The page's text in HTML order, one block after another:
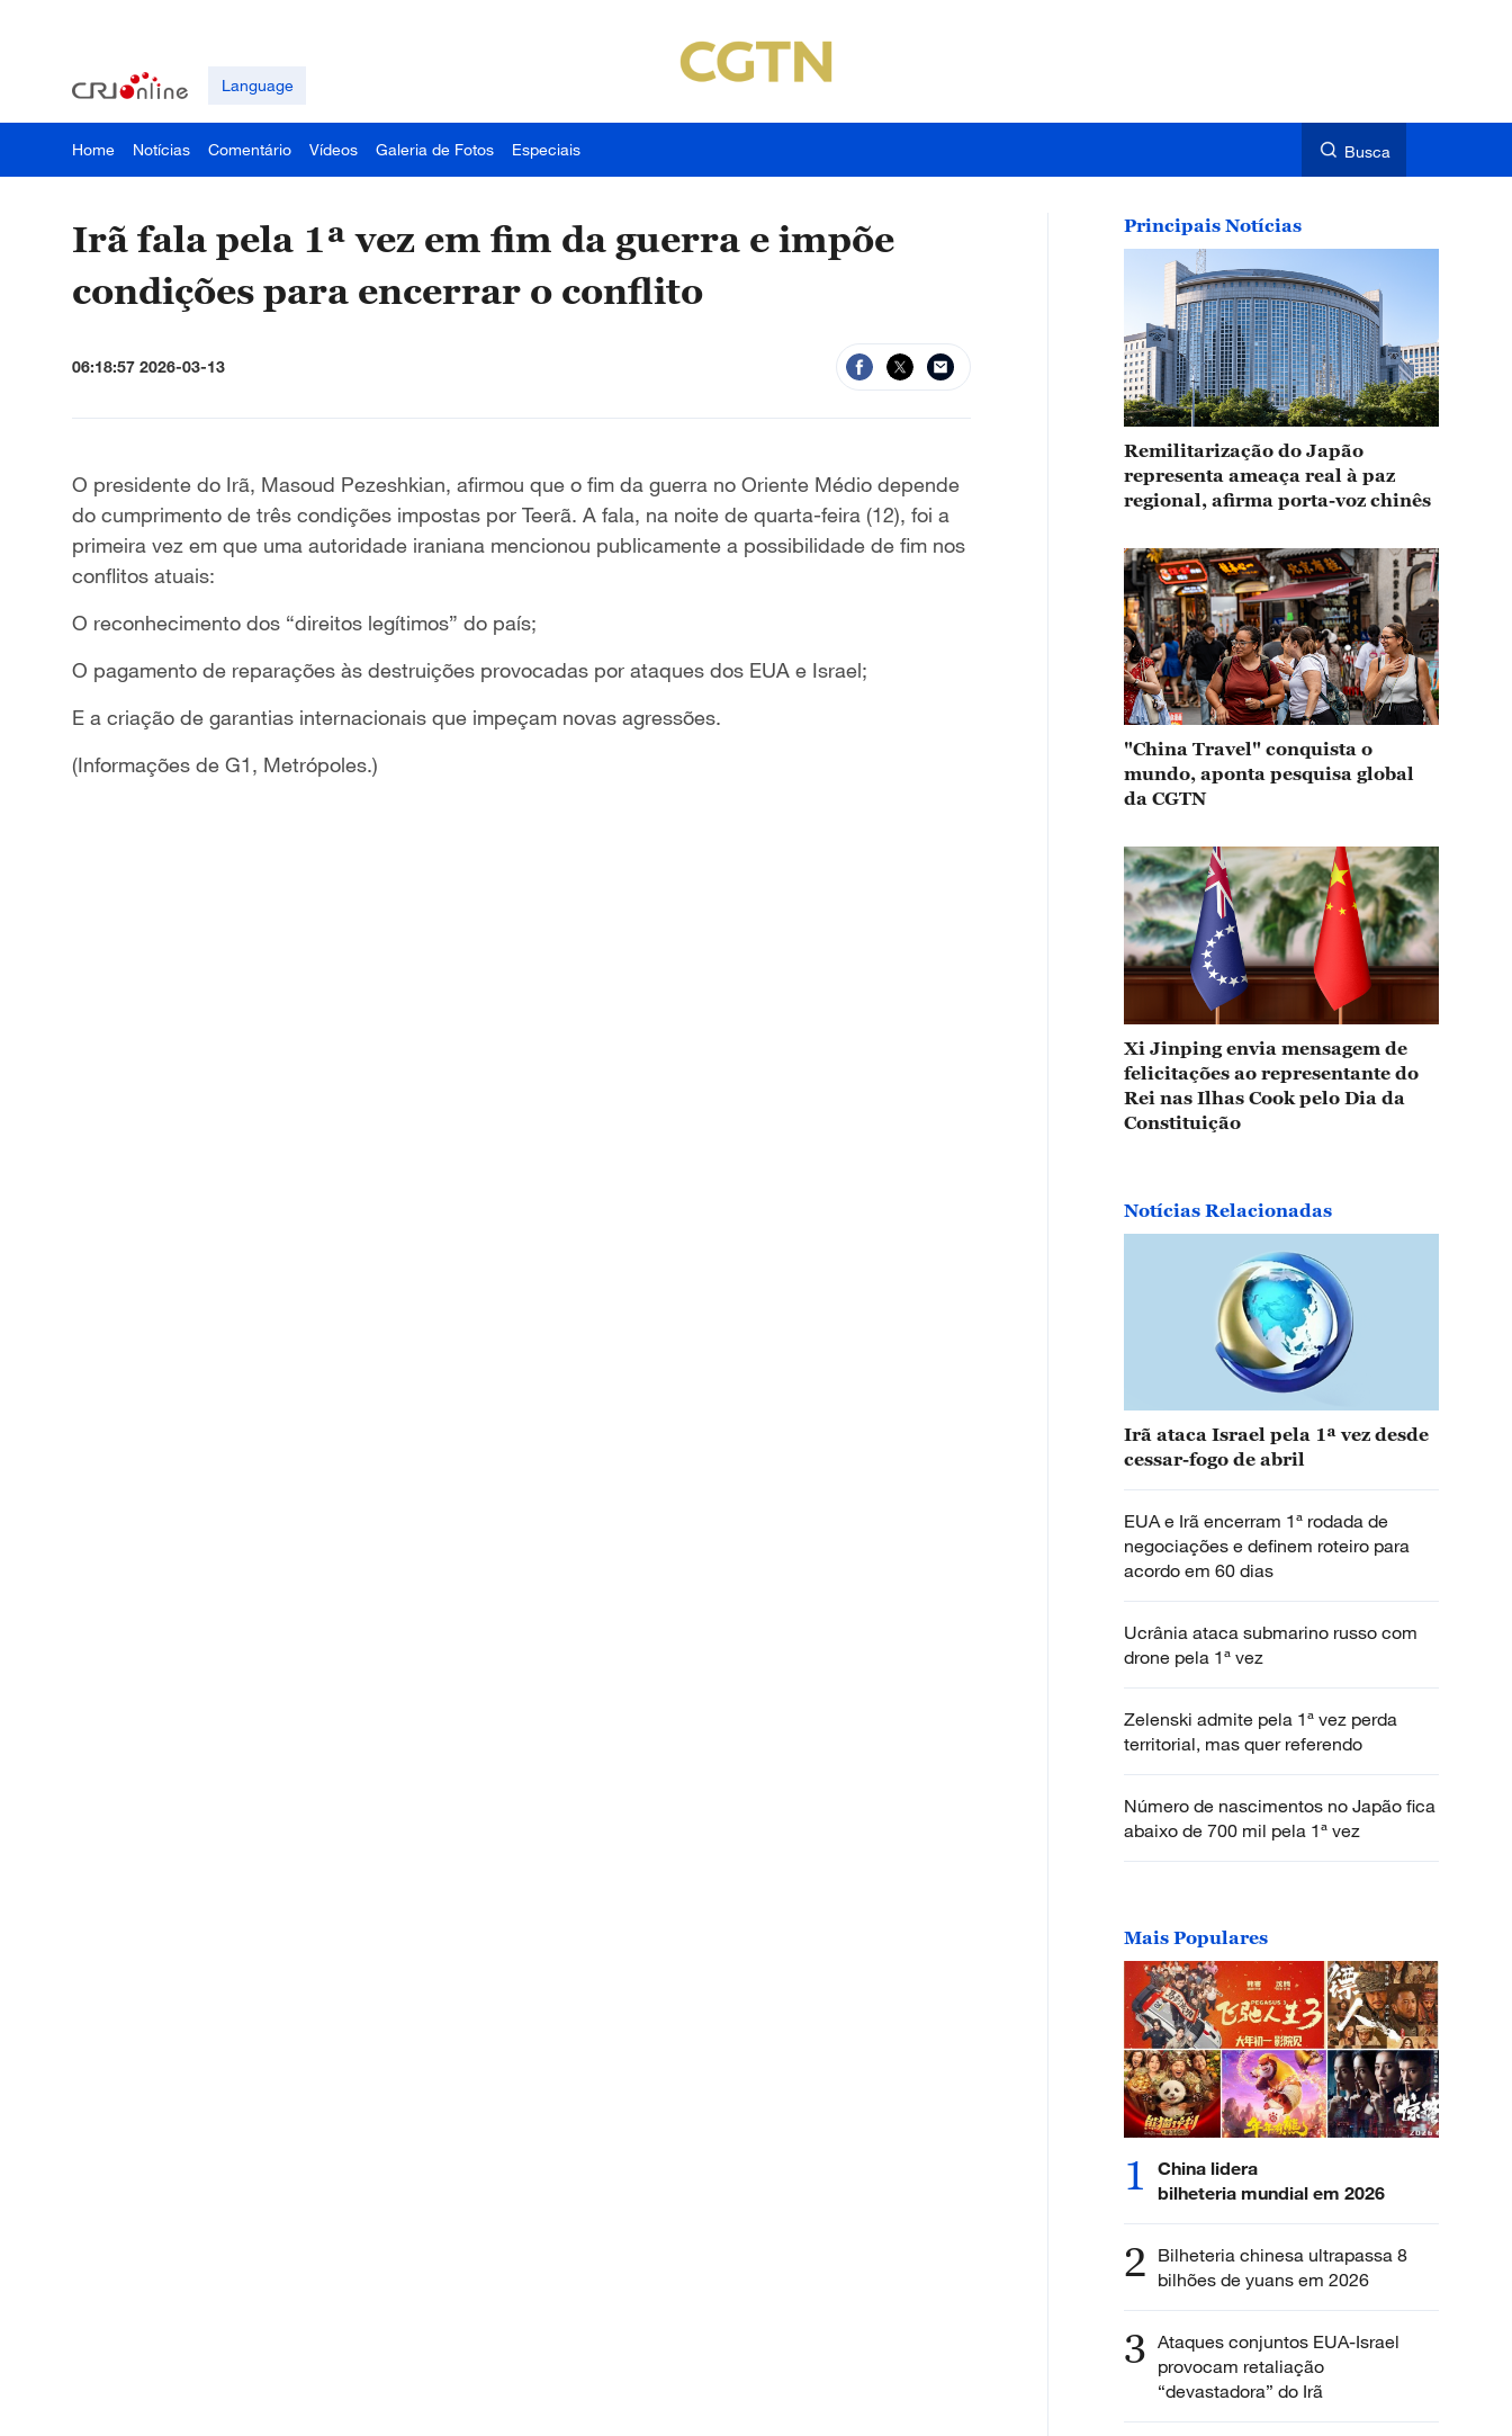
Language
Home Notícias Comentário Vídeos Galeria de Fotos Especiais Busca
Irã fala pela 1ª vez em fim da guerra e impõe
condições para encerrar o conflito
06:18:57 2026-03-13
O presidente do Irã, Masoud Pezeshkian, afirmou que o fim da guerra no Oriente Médio depende
do cumprimento de três condições impostas por Teerã. A fala, na noite de quarta-feira (12), foi a
primeira vez em que uma autoridade iraniana mencionou publicamente a possibilidade de fim nos
conflitos atuais:
O reconhecimento dos “direitos legítimos” do país;
O pagamento de reparações às destruições provocadas por ataques dos EUA e Israel;
E a criação de garantias internacionais que impeçam novas agressões.
(Informações de G1, Metrópoles.)
Principais Notícias
Remilitarização do Japão
representa ameaça real à paz
regional, afirma porta-voz chinês
"China Travel" conquista o
mundo, aponta pesquisa global
da CGTN
Xi Jinping envia mensagem de
felicitações ao representante do
Rei nas Ilhas Cook pelo Dia da
Constituição
Notícias Relacionadas
Irã ataca Israel pela 1ª vez desde
cessar-fogo de abril
EUA e Irã encerram 1ª rodada de
negociações e definem roteiro para
acordo em 60 dias
Ucrânia ataca submarino russo com
drone pela 1ª vez
Zelenski admite pela 1ª vez perda
territorial, mas quer referendo
Número de nascimentos no Japão fica
abaixo de 700 mil pela 1ª vez
Mais Populares
1
China lidera
bilheteria mundial em 2026
2 Bilheteria chinesa ultrapassa 8
bilhões de yuans em 2026
3 Ataques conjuntos EUA-Israel
provocam retaliação
“devastadora” do Irã